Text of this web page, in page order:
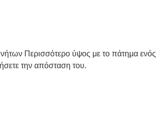
Περισσότερο ύψος με το πάτημα ενός
την απόσταση του.